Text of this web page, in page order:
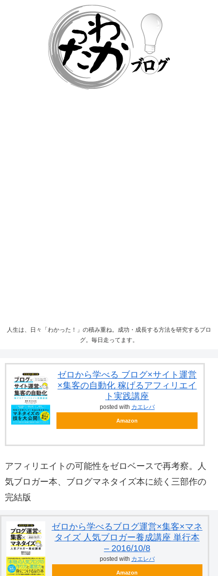
人生は、日々「わかった！」の積み重ね。成功・成長する方法を研究するブロ
グ。毎日走ってます。
ゼロから学べる ブログ×サイト運営
×集客の自動化 稼げるアフィリエイ
ト実践講座
posted with カエレバ
Amazon
アフィリエイトの可能性をゼロベースで再考察。人
気ブロガー本、ブログマネタイズ本に続く三部作の
完結版
ゼロから学べるブログ運営×集客×マネ
タイズ 人気ブロガー養成講座 単行本
– 2016/10/8
posted with カエレバ
Amazon